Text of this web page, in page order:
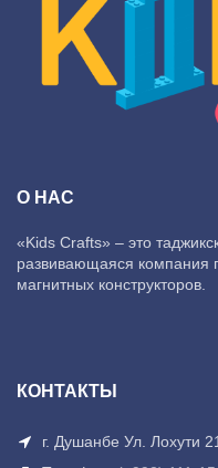
О НАС
«Kids Crafts» – это
развивающаяся компания
магнитных конструкторов.
КОНТАКТЫ
г. Душанбе Ул. Лохути 21